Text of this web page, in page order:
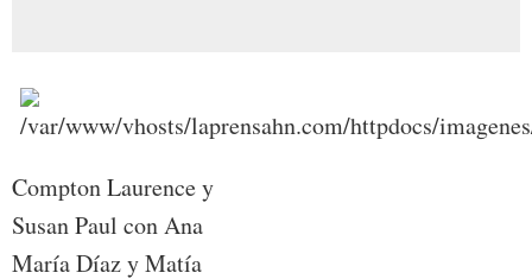
Compton Laurence y
Susan Paul con Ana
María Díaz y Matía